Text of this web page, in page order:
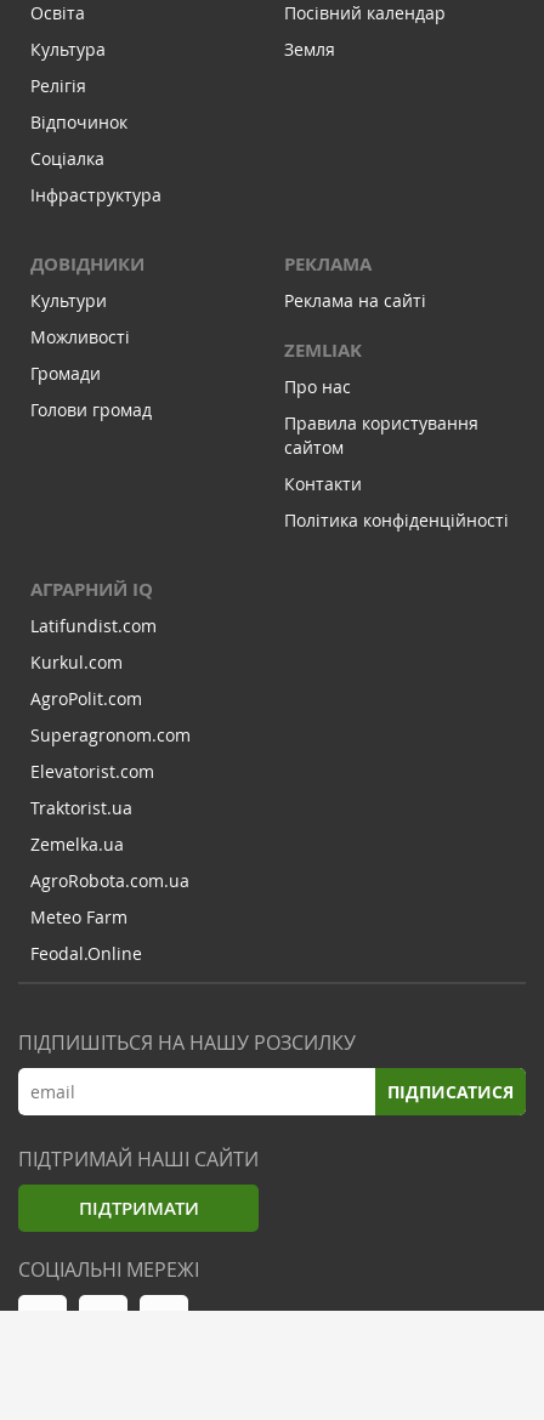
Освіта
Культура
Релігія
Відпочинок
Соціалка
Інфраструктура
Посівний календар
Земля
ДОВІДНИКИ
Культури
Можливості
Громади
Голови громад
РЕКЛАМА
Реклама на сайті
ZEMLIAK
Про нас
Правила користування
сайтом
Контакти
Політика конфіденційності
АГРАРНИЙ IQ
Latifundist.com
Kurkul.com
AgroPolit.com
Superagronom.com
Elevatorist.com
Traktorist.ua
Zemelka.ua
AgroRobota.com.ua
Meteo Farm
Feodal.Online
ПІДПИШІТЬСЯ НА НАШУ РОЗСИЛКУ
ПІДПИСАТИСЯ
ПІДТРИМАЙ НАШІ САЙТИ
ПІДТРИМАТИ
СОЦІАЛЬНІ МЕРЕЖІ